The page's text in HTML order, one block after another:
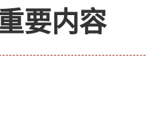
要内容